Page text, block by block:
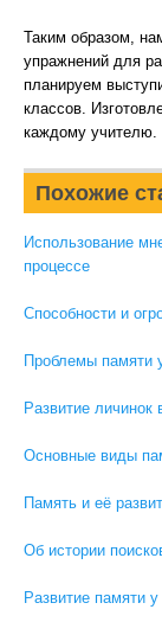
Таким образом,
упражнений для
планируем
классов.
каждому учителю.
Похожие
Использование
процессе
Способности и
Проблемы памяти
Развитие личинок
Основные виды
Память и её
Об истории
Развитие памяти